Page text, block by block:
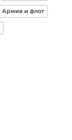
Армия и флот